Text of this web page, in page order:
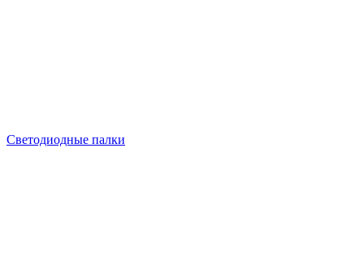
Светодиодные палки